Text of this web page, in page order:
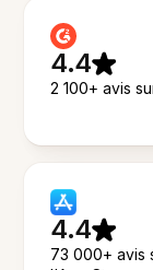
4.4
2 100+ avis
4.4
73 000+ avis